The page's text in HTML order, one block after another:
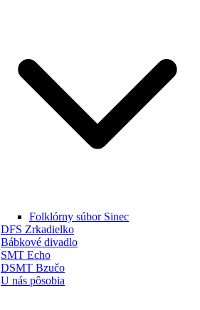
Folklórny súbor Sinec
DFS Zrkadielko
Bábkové divadlo
SMT Echo
DSMT Bzučo
U nás pôsobia